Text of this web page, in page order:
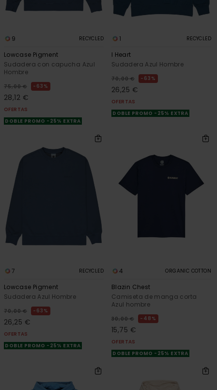
9 RECYCLED
Lowcase Pigment
Sudadera con capucha Azul
Hombre
75,00 € 63%
28,12 €
OFERTAS
DOBLE PROMO -25% EXTRA
1 RECYCLED
I Heart
Sudadera Azul Hombre
70,00 € 63%
26,25 €
OFERTAS
DOBLE PROMO -25% EXTRA
7 RECYCLED
Lowcase Pigment
Sudadera Azul Hombre
70,00 € 63%
26,25 €
OFERTAS
DOBLE PROMO -25% EXTRA
4 ORGANIC COTTON
Blazin Chest
Camiseta de manga corta
Azul hombre
30,00 € 48%
15,75 €
OFERTAS
DOBLE PROMO -25% EXTRA